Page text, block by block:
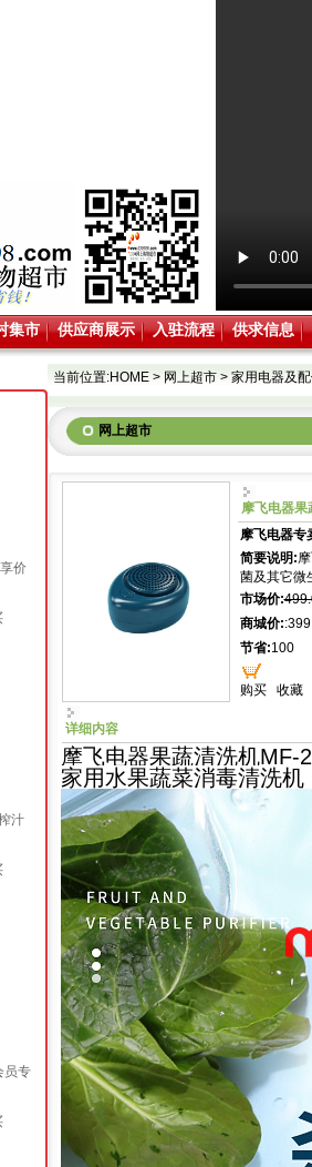
集市 供应商展示 入驻流程 供求信息
价
汁
员专
当前位置:HOME > 网上超市 > 家用电器及
网上超市
摩飞电器果
摩飞电器专
简要说明:
菌及其它微
市场价:
商城价:
节省:100
购买 收藏
详细内容
摩飞电器果蔬清洗机
家用水果蔬菜消毒清洗